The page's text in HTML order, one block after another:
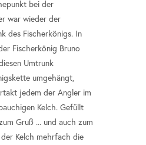
bei der
war wieder der
des Fischerkönigs. In
Fischerkönig Bruno
Umtrunk
umgehängt,
jedem der Angler im
Kelch. Gefüllt
Gruß ... und auch zum
Kelch mehrfach die